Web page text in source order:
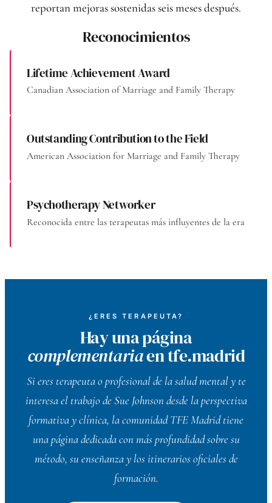
reportan mejoras sostenidas seis meses después.
Reconocimientos
Lifetime Achievement Award
Canadian Association of Marriage and Family Therapy
Outstanding Contribution to the Field
American Association for Marriage and Family Therapy
Psychotherapy Networker
Reconocida entre las terapeutas más influyentes de la era
¿ERES TERAPEUTA?
Hay una página
complementariaen tfe.madrid
Si eres terapeuta o profesional de la salud mental y te
interesa el trabajo de Sue Johnson desde la perspectiva
formativa y clínica, la comunidad TFE Madrid tiene
una página dedicada con más profundidad sobre su
método, su enseñanza y los itinerarios oficiales de
formación.